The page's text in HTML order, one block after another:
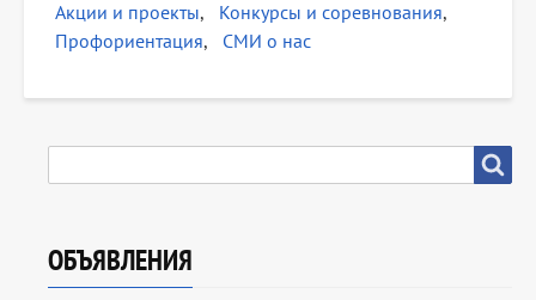
Акции и проекты
Конкурсы и соревнования
Профориентация
СМИ о нас
ОБЪЯВЛЕНИЯ